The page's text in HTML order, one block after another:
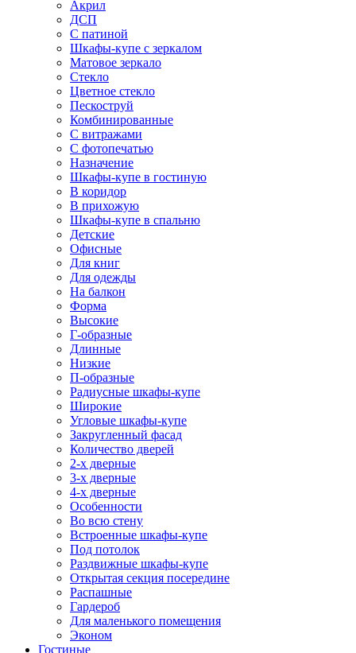
Акрил
ДСП
С патиной
Шкафы-купе с зеркалом
Матовое зеркало
Стекло
Цветное стекло
Пескоструй
Комбинированные
С витражами
С фотопечатью
Назначение
Шкафы-купе в гостиную
В коридор
В прихожую
Шкафы-купе в спальню
Детские
Офисные
Для книг
Для одежды
На балкон
Форма
Высокие
Г-образные
Длинные
Низкие
П-образные
Радиусные шкафы-купе
Широкие
Угловые шкафы-купе
Закругленный фасад
Количество дверей
2-х дверные
3-х дверные
4-х дверные
Особенности
Во всю стену
Встроенные шкафы-купе
Под потолок
Раздвижные шкафы-купе
Открытая секция посередине
Распашные
Гардероб
Для маленького помещения
Эконом
Гостиные